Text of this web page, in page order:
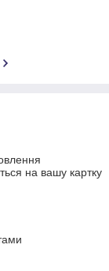
на вашу картку